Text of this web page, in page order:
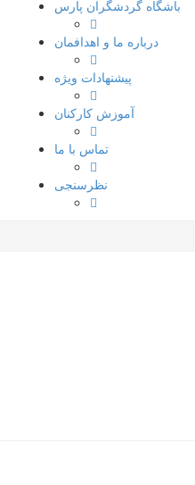
باشگاه گردشگران پارس
درباره ما و اهدافمان
پیشنهادات ویژه
آموزش کارکنان
تماس با ما
نظرسنجی